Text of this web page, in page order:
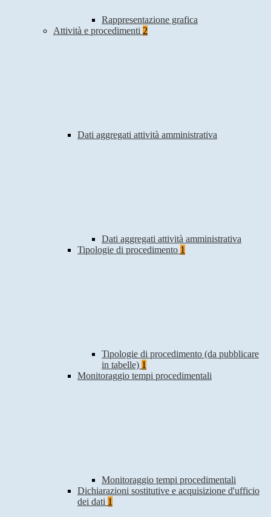
Rappresentazione grafica
Attività e procedimenti 2
Dati aggregati attività amministrativa
Dati aggregati attività amministrativa
Tipologie di procedimento 1
Tipologie di procedimento (da pubblicare
in tabelle) 1
Monitoraggio tempi procedimentali
Monitoraggio tempi procedimentali
Dichiarazioni sostitutive e acquisizione d'ufficio
dei dati 1